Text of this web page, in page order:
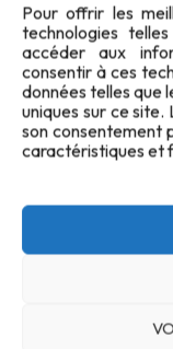
Pour offrir les
technologies
accéder aux
consentir à ces
données telles que
uniques sur ce
son consentement
caractéristiques et